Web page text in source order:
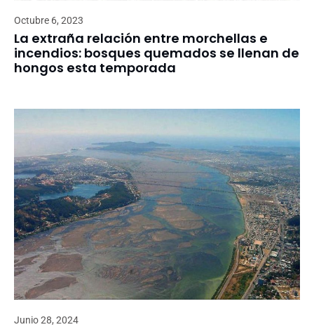
Octubre 6, 2023
La extraña relación entre morchellas e
incendios: bosques quemados se llenan de
hongos esta temporada
Junio 28, 2024